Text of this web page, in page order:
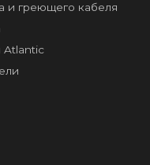
и греющего кабеля
Atlantic